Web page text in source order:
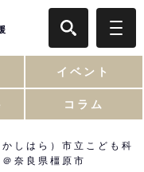
イベント
コラム
しはら）市立こども科
奈良県橿原市